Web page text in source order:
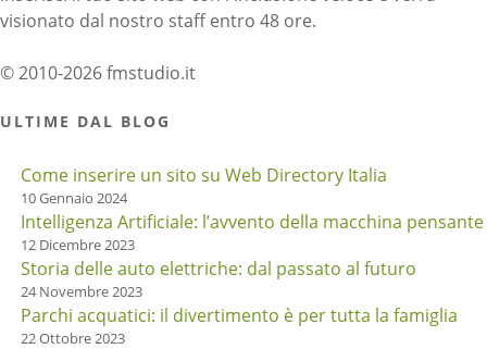
visionato dal nostro staff entro 48 ore.
© 2010-2026 fmstudio.it
ULTIME DAL BLOG
Come inserire un sito su Web Directory Italia
10 Gennaio 2024
Intelligenza Artificiale: l’avvento della macchina pensante
12 Dicembre 2023
Storia delle auto elettriche: dal passato al futuro
24 Novembre 2023
Parchi acquatici: il divertimento è per tutta la famiglia
22 Ottobre 2023